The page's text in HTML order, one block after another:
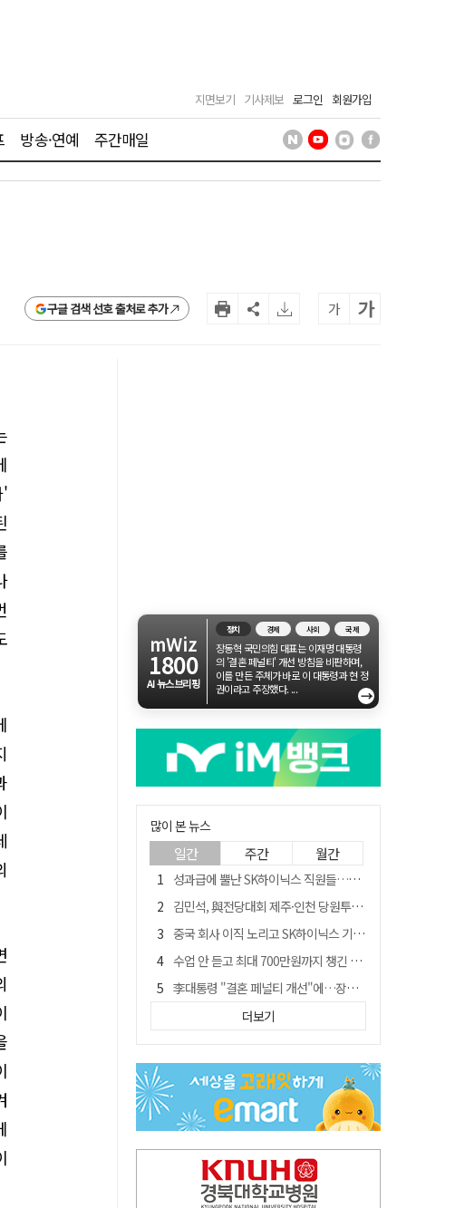
지면보기 기사제보 로그인 회원가입
방송·연예 주간매일
구글 검색 선호 출처로 추가 가 가
'
mWiz
1800
AI 뉴스브리핑
정치 경제 사회 국제
장동혁 국민의힘 대표는 이재명 대통령
의 '결혼 페널티' 개선 방침을 비판하며,
이를 만든 주체가 바로 이 대통령과 현 정
권이라고 주장했다. ...
→
많이 본 뉴스
일간 주간 월간
성과급에 뿔난 SK하이닉스 직원들…3500명 모여 '새 노조' 만든다
김민석, 與전당대회 제주·인천 당원투표서 승리…누적 득표는 '초박빙'
중국 회사 이직 노리고 SK하이닉스 기밀 빼돌려…결국 실형
수업 안 듣고 최대 700만원까지 챙긴 포항 A대학 '유령 선수' 등 무더기 송치
李대통령 "결혼 페널티 개선"에…장동혁 "그 페널티 만든 게 이 정권"
경북 칠곡시니어클럽 커피앤솝 사업단…자개소품 만들기 문화체험 운영
신축 줄고 리모델링 뜨자…건설업계, 로봇·모듈러로 방향 튼다
"아버지 외출한 사이"…흉기로 40대母 살해한 고교 자퇴생, 구속 기로에
황희가 띄운 '버스 하우스'…민주당 "실현 거의 불가능, 해프닝으로 봐달라"
더보기